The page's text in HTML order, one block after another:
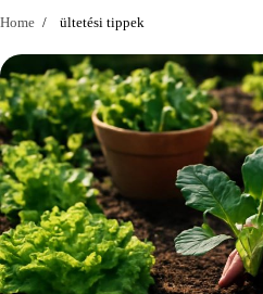
Home ültetési tippek